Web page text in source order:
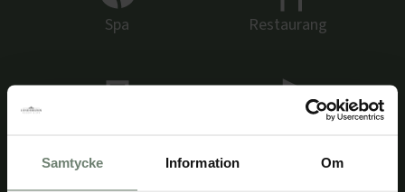
Samtycke Information Om
Spa Restaurang